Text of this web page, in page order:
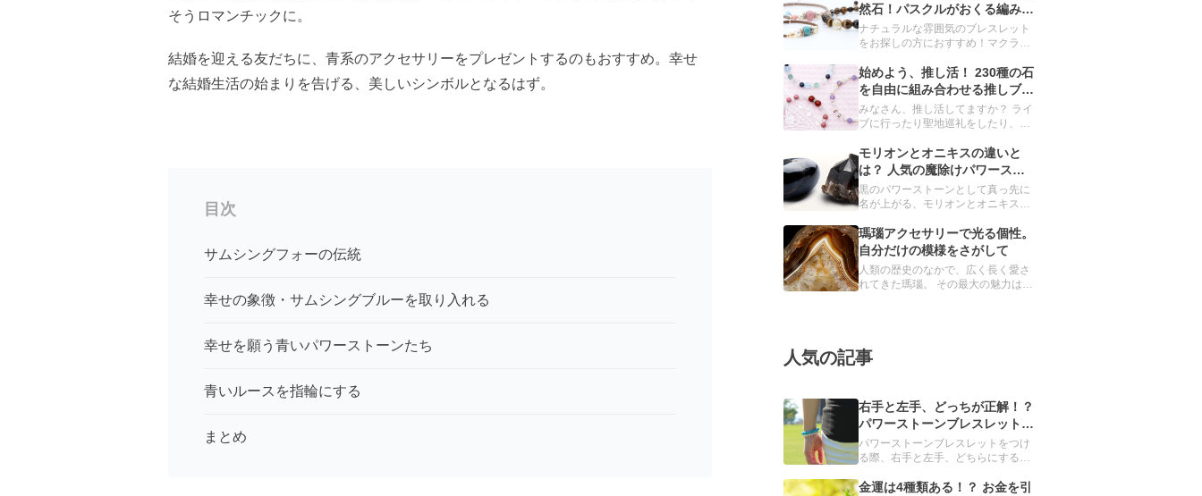
そうロマンチックに。
結婚を迎える友だちに、青系のアクセサリーをプレゼントするのもおすすめ。幸せ
な結婚生活の始まりを告げる、美しいシンボルとなるはず。
目次
サムシングフォーの伝統
幸せの象徴・サムシングブルーを取り入れる
幸せを願う青いパワーストーンたち
青いルースを指輪にする
まとめ
然石！パスクルがおくる編みブ
レスレット
ナチュラルな雰囲気のブレスレット
をお探しの方におすすめ！マクラメ
ットをご紹介します。
始めよう、推し活！ 230種の石
を自由に組み合わせる推しブレ
スレット
みなさん、推し活してますか？ ライ
ブに行ったり聖地巡礼をしたり、毎
ッズ集めもその一環です。 実は、パ
スクルのオーダーメイドでも、推し
ブレスレットを簡単につくることが
できるんです。
モリオンとオニキスの違いと
は？ 人気の魔除けパワースト
ーンを深掘り
黒のパワーストーンとして真っ先に
名が上がる、モリオンとオニキス。
が、異なる鉱物とされています。 ど
ちらも魔除け・厄除けの力をもつと
信じられ、パワーストーンブレスレ
ットには欠かせない存在です。
瑪瑙アクセサリーで光る個性。
自分だけの模様をさがして
人類の歴史のなかで、広く長く愛さ
れてきた瑪瑙。 その最大の魅力は、
人気の記事
右手と左手、どっちが正解！？
パワーストーンブレスレットを
つける手の選び方
パワーストーンブレスレットをつけ
る際、右手と左手、どちらにするか
重要なのは、左右ではなく利き手で
金運は4種類ある！？ お金を引